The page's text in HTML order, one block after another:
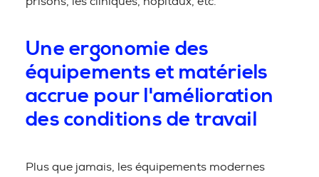
Une ergonomie des
équipements et matériels
accrue pour l'amélioration
des conditions de travail
Plus que jamais, les équipements modernes